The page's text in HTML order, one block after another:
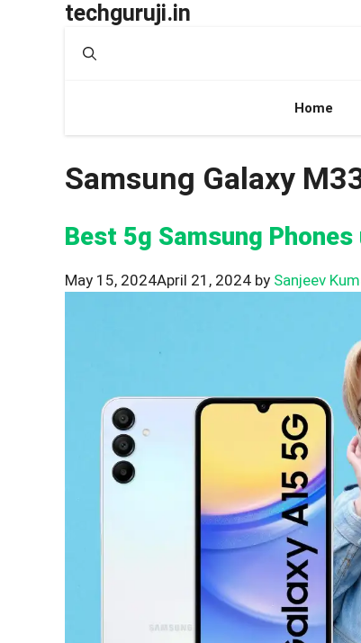
techguruji.in
Home
Samsung Galaxy
Best 5g Samsung
May 15, 2024April 21, 2024 by Sanjeev